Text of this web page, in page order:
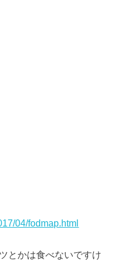
04/fodmap.html
とかは食べないですけ